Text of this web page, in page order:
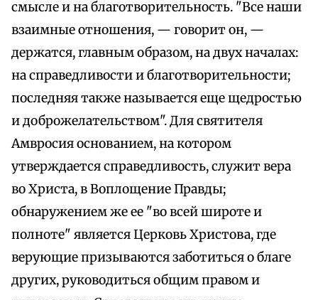
смысле и на благотворительность. "Все наши
взаимные отношения, — говорит он, —
держатся, главным образом, на двух началах:
на справедливости и благотворительности;
последняя также называется еще щедростью
и доброжелательством". Для святителя
Амвросия основанием, на котором
утверждается справедливость, служит вера
во Христа, в Воплощение Правды;
обнаружением же ее "во всей широте и
полноте" является Церковь Христова, где
верующие призываются заботиться о благе
других, руководиться общим правом и